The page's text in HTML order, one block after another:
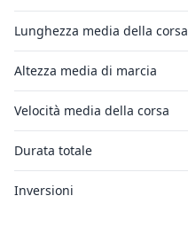
Lunghezza media della corsa
Altezza media di marcia
Velocità media della corsa
Durata totale
Inversioni